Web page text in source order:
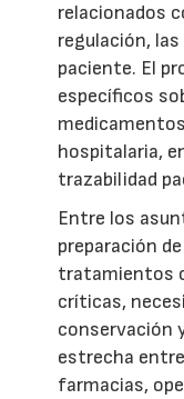
relacionados
regulación,
paciente. El
específicos
hospitalaria,
trazabilidad
Entre los
preparación
tratamientos
críticas,
conservación
estrecha
farmacias,